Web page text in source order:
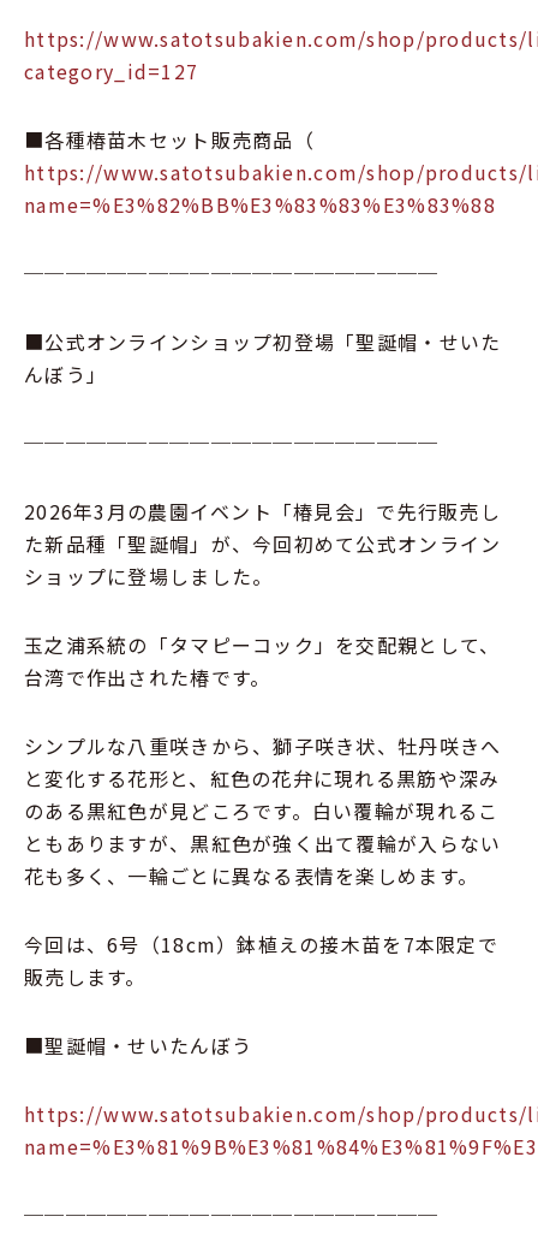
https://www.satotsubakien.com/shop/products/
category_id=127
■各種椿苗木セット販売商品（
https://www.satotsubakien.com/shop/products/
name=%E3%82%BB%E3%83%83%E3%83%88
────────────────────
■公式オンラインショップ初登場「聖誕帽・せいた
んぼう」
────────────────────
2026年3月の農園イベント「椿見会」で先行販売し
た新品種「聖誕帽」が、今回初めて公式オンライン
ショップに登場しました。
玉之浦系統の「タマピーコック」を交配親として、
台湾で作出された椿です。
シンプルな八重咲きから、獅子咲き状、牡丹咲きへ
と変化する花形と、紅色の花弁に現れる黒筋や深み
のある黒紅色が見どころです。白い覆輪が現れるこ
ともありますが、黒紅色が強く出て覆輪が入らない
花も多く、一輪ごとに異なる表情を楽しめます。
今回は、6号（18cm）鉢植えの接木苗を7本限定で
販売します。
■聖誕帽・せいたんぼう
https://www.satotsubakien.com/shop/products/
────────────────────